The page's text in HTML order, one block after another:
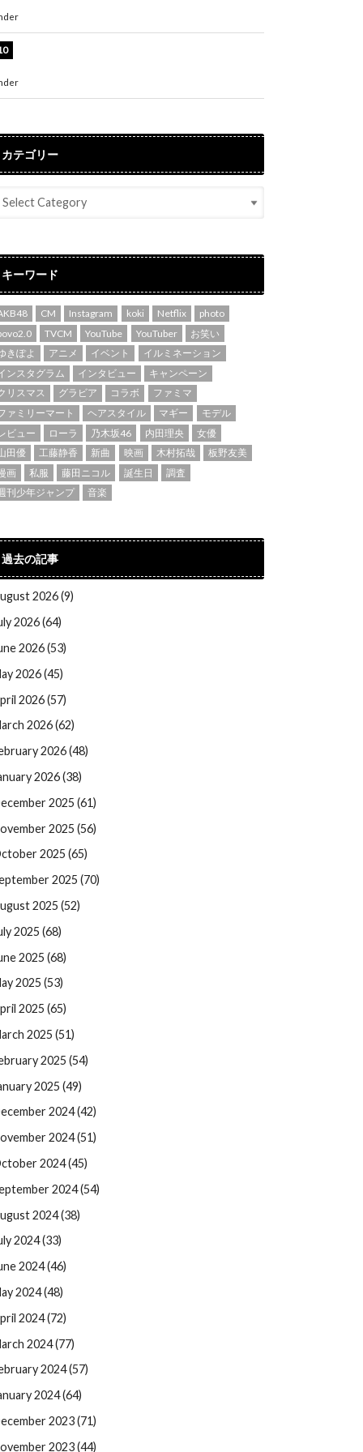
カテゴリー
キーワード
CM Instagram koki Netflix
photo
TVCM YouTube YouTuber
お笑い
きぽよ
アニメ イベント
イルミネーション
ンスタグラム
インタビュー
キャンペーン
リスマス
グラビア コラボ
ファミマ
ァミリーマート
ヘアスタイル マギー
モデル
ビュー
ローラ 乃木坂46 内田理央
女優
田優
工藤静香 新曲 映画 木村拓哉
板野友美
画
私服 藤田ニコル 誕生日
調査
刊少年ジャンプ
音楽
過去の記事
2026 (9)
2026 (64)
2026 (53)
2026 (45)
2026 (57)
2026 (62)
2026 (48)
2026 (38)
2025 (61)
2025 (56)
2025 (65)
2025 (70)
2025 (52)
2025 (68)
2025 (68)
2025 (53)
2025 (65)
2025 (51)
2025 (54)
2025 (49)
2024 (42)
2024 (51)
2024 (45)
2024 (54)
2024 (38)
2024 (33)
2024 (46)
2024 (48)
2024 (72)
2024 (77)
2024 (57)
2024 (64)
2023 (71)
2023 (44)